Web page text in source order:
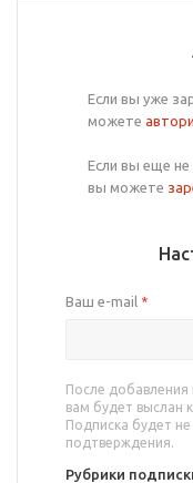
Если вы уже
можете
Если вы еще не
вы можете
Ваш e-mail *
После добавления
вам будет выслан
Подписка будет
подтверждения.
Рубрики